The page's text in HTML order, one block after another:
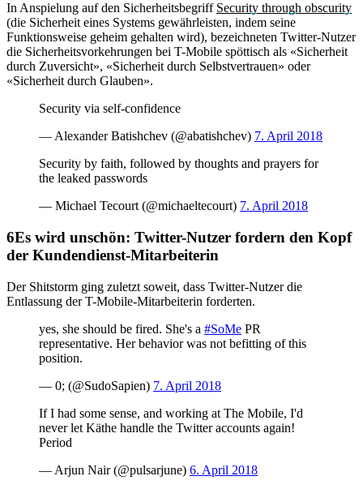
In Anspielung auf den Sicherheitsbegriff Security through obscurity
(die Sicherheit eines Systems gewährleisten, indem seine
Funktionsweise geheim gehalten wird), bezeichneten Twitter-Nutzer
die Sicherheitsvorkehrungen bei T-Mobile spöttisch als «Sicherheit
durch Zuversicht», «Sicherheit durch Selbstvertrauen» oder
«Sicherheit durch Glauben».
Security via self-confidence
— Alexander Batishchev (@abatishchev) 7. April 2018
Security by faith, followed by thoughts and prayers for
the leaked passwords
— Michael Tecourt (@michaeltecourt) 7. April 2018
Es wird unschön: Twitter-Nutzer fordern den Kopf
der Kundendienst-Mitarbeiterin
Der Shitstorm ging zuletzt soweit, dass Twitter-Nutzer die
Entlassung der T-Mobile-Mitarbeiterin forderten.
yes, she should be fired. She's a #SoMe PR
representative. Her behavior was not befitting of this
position.
— 0; (@SudoSapien) 7. April 2018
If I had some sense, and working at The Mobile, I'd
never let Käthe handle the Twitter accounts again!
Period
— Arjun Nair (@pulsarjune) 6. April 2018